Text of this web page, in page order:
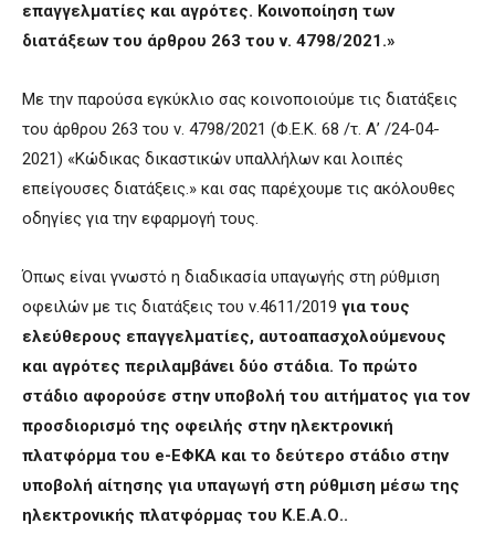
επαγγελματίες και αγρότες. Κοινοποίηση των
διατάξεων του άρθρου 263 του ν. 4798/2021.»
Με την παρούσα εγκύκλιο σας κοινοποιούμε τις διατάξεις
του άρθρου 263 του ν. 4798/2021 (Φ.Ε.Κ. 68 /τ. Α’ /24-04-
2021) «Κώδικας δικαστικών υπαλλήλων και λοιπές
επείγουσες διατάξεις.» και σας παρέχουμε τις ακόλουθες
οδηγίες για την εφαρμογή τους.
Όπως είναι γνωστό η διαδικασία υπαγωγής στη ρύθμιση
οφειλών με τις διατάξεις του ν.4611/2019 για τους
ελεύθερους επαγγελματίες, αυτοαπασχολούμενους
και αγρότες περιλαμβάνει δύο στάδια. Το πρώτο
στάδιο αφορούσε στην υποβολή του αιτήματος για τον
προσδιορισμό της οφειλής στην ηλεκτρονική
πλατφόρμα του e-ΕΦΚΑ και το δεύτερο στάδιο στην
υποβολή αίτησης για υπαγωγή στη ρύθμιση μέσω της
ηλεκτρονικής πλατφόρμας του Κ.Ε.Α.Ο..